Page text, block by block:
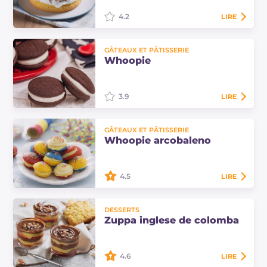
Le Victoria Sandwich, ou Victoria
sponge cake, est un gâteau
d'origine anglaise, moelleux et
4.2 LIRE
GÂTEAUX ET PÂTISSERIE
Whoopie
petits gâteaux, d'origine
américaine, composés de deux
3.9 LIRE
GÂTEAUX ET PÂTISSERIE
Whoopie arcobaleno
version amusante et joyeuse des
doux gâteaux américains, garnis de
4.5 LIRE
DESSERTS
Zuppa inglese de colomba
4.6 LIRE